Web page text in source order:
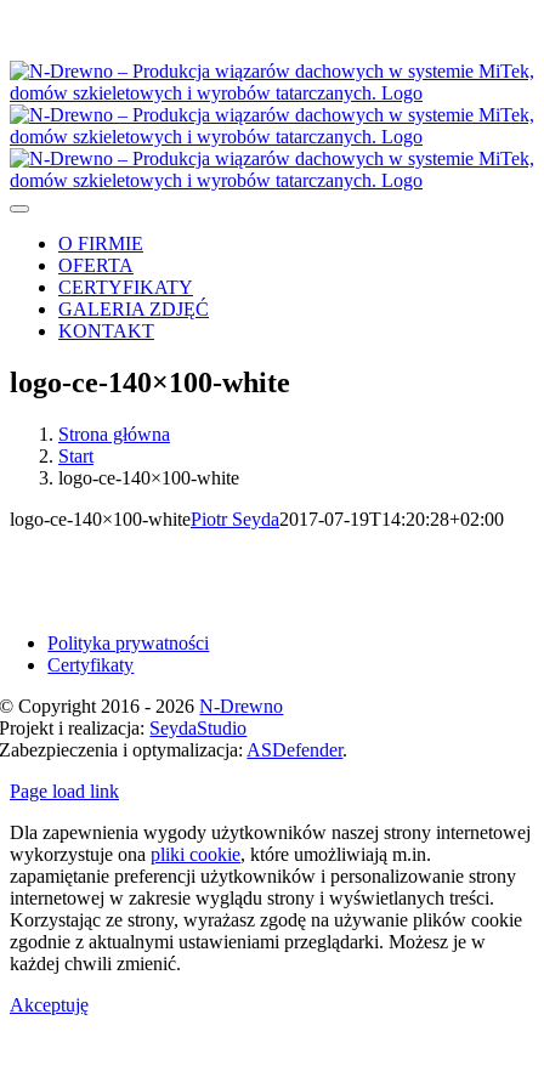
zawartości
Toggle
NavigationO FIRMIE
OFERTA
CERTYFIKATY
GALERIA ZDJĘĆ
KONTAKT
logo-ce-140×100-white
Strona główna
Start
logo-ce-140×100-white
logo-ce-140×100-whitePiotr Seyda2017-07-19T14:20:28+02:00
Polityka prywatności
Certyfikaty
© Copyright 2016 - 2026N-Drewno
Projekt i realizacja: SeydaStudio
Zabezpieczenia i optymalizacja: ASDefender.
Page load link
Dla zapewnienia wygody użytkowników naszej strony internetowej
wykorzystuje ona pliki cookie, które umożliwiają m.in.
zapamiętanie preferencji użytkowników i personalizowanie strony
internetowej w zakresie wyglądu strony i wyświetlanych treści.
Korzystając ze strony, wyrażasz zgodę na używanie plików cookie
zgodnie z aktualnymi ustawieniami przeglądarki. Możesz je w
każdej chwili zmienić.
Akceptuję